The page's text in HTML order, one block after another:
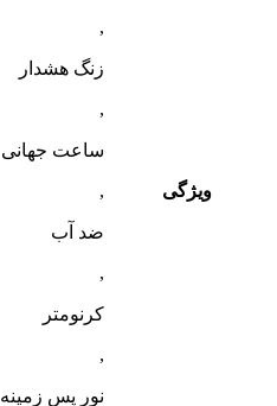
ویژگی
,
زنگ هشدار
,
ساعت جهانی
,
ضد آب
,
کرنومتر
,
نور پس زمینه